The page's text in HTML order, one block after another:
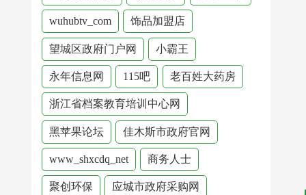
wuhubtv_com 饰品加盟店
望城区政府门户网 小霸王
永年信息网 115吧 老百姓大药房
浙江省档案教育培训中心网
黑苹果论坛 佳木斯市政府官网
www_shxcdq_net 商务人士
聚创环保 应城市政府采购网